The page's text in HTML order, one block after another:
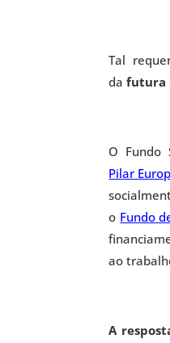
Tal
dafutura
O Fundo
Pilar
o Fundo
ao
A